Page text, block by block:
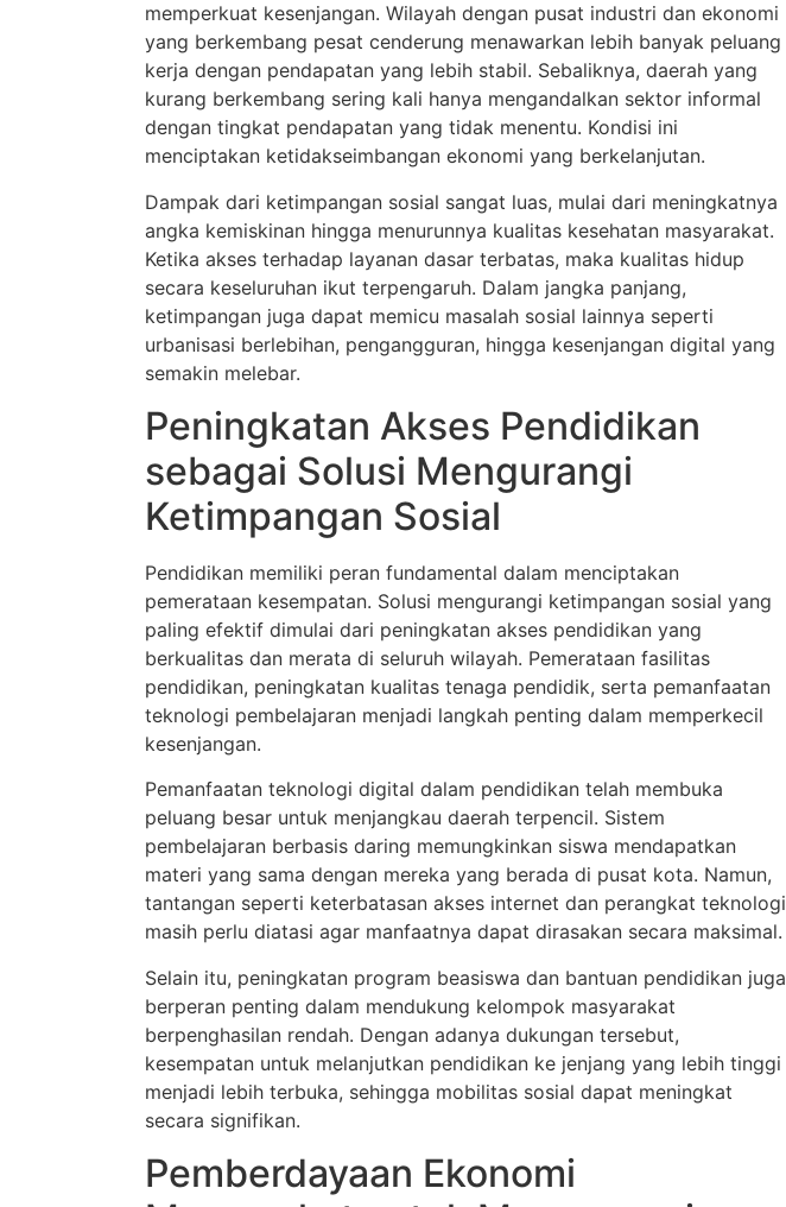
memperkuat kesenjangan. Wilayah dengan pusat industri dan ekonomi
yang berkembang pesat cenderung menawarkan lebih banyak peluang
kerja dengan pendapatan yang lebih stabil. Sebaliknya, daerah yang
kurang berkembang sering kali hanya mengandalkan sektor informal
dengan tingkat pendapatan yang tidak menentu. Kondisi ini
menciptakan ketidakseimbangan ekonomi yang berkelanjutan.
Dampak dari ketimpangan sosial sangat luas, mulai dari meningkatnya
angka kemiskinan hingga menurunnya kualitas kesehatan masyarakat.
Ketika akses terhadap layanan dasar terbatas, maka kualitas hidup
secara keseluruhan ikut terpengaruh. Dalam jangka panjang,
ketimpangan juga dapat memicu masalah sosial lainnya seperti
urbanisasi berlebihan, pengangguran, hingga kesenjangan digital yang
semakin melebar.
Peningkatan Akses Pendidikan
sebagai Solusi Mengurangi
Ketimpangan Sosial
Pendidikan memiliki peran fundamental dalam menciptakan
pemerataan kesempatan. Solusi mengurangi ketimpangan sosial yang
paling efektif dimulai dari peningkatan akses pendidikan yang
berkualitas dan merata di seluruh wilayah. Pemerataan fasilitas
pendidikan, peningkatan kualitas tenaga pendidik, serta pemanfaatan
teknologi pembelajaran menjadi langkah penting dalam memperkecil
kesenjangan.
Pemanfaatan teknologi digital dalam pendidikan telah membuka
peluang besar untuk menjangkau daerah terpencil. Sistem
pembelajaran berbasis daring memungkinkan siswa mendapatkan
materi yang sama dengan mereka yang berada di pusat kota. Namun,
tantangan seperti keterbatasan akses internet dan perangkat teknologi
masih perlu diatasi agar manfaatnya dapat dirasakan secara maksimal.
Selain itu, peningkatan program beasiswa dan bantuan pendidikan juga
berperan penting dalam mendukung kelompok masyarakat
berpenghasilan rendah. Dengan adanya dukungan tersebut,
kesempatan untuk melanjutkan pendidikan ke jenjang yang lebih tinggi
menjadi lebih terbuka, sehingga mobilitas sosial dapat meningkat
secara signifikan.
Pemberdayaan Ekonomi